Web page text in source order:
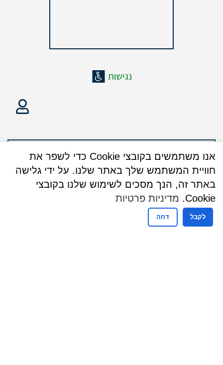
אנו משתמשים בקובצי Cookie כדי לשפר את
חוויית המשתמש שלך באתר שלנו. על ידי גלישה
באתר זה, הנך מסכים לשימוש שלנו בקובצי
Cookie.
מדיניות פרטיות
לקבל דחה